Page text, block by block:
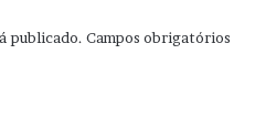
publicado. Campos obrigatórios